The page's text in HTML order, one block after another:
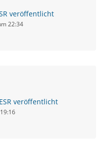
veröffentlicht
22:34
veröffentlicht